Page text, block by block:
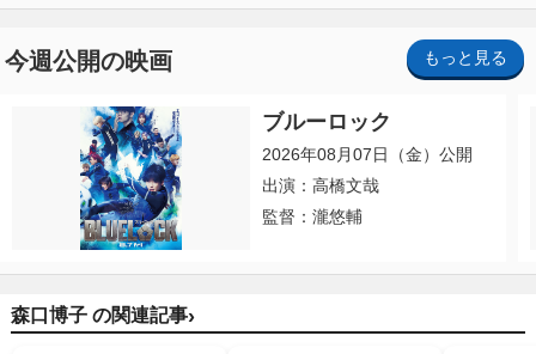
今週公開の映画 もっと見る
ブルーロック
2026年08月07日（金）公開
出演：高橋文哉
監督：瀧悠輔
森口博子 の関連記事›